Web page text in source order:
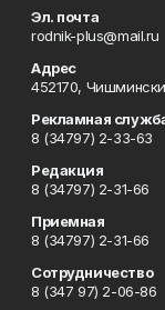
Эл. почта
rodnik-plus@mail.ru
Адрес
452170,
Рекламная
8 (34797) 2-33-63
Редакция
8 (34797) 2-31-66
Приемная
8 (34797) 2-31-66
Сотрудничество
8 (347 97) 2-06-86